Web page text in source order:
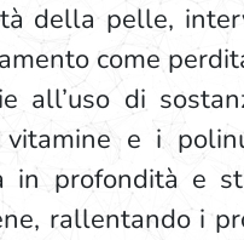
della pelle,
come
all’uso di
vitamine e i
in profondità e
rallentando i